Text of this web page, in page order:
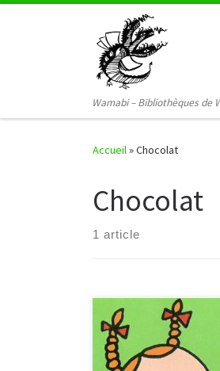
Wamabi – Bibliothèques de
Accueil»Chocolat
Chocolat
1 article
Avis à tous les petits
octobre à 10h à la
atelier « peinture au